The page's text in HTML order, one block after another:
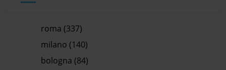
roma (337)
milano (140)
bologna (84)